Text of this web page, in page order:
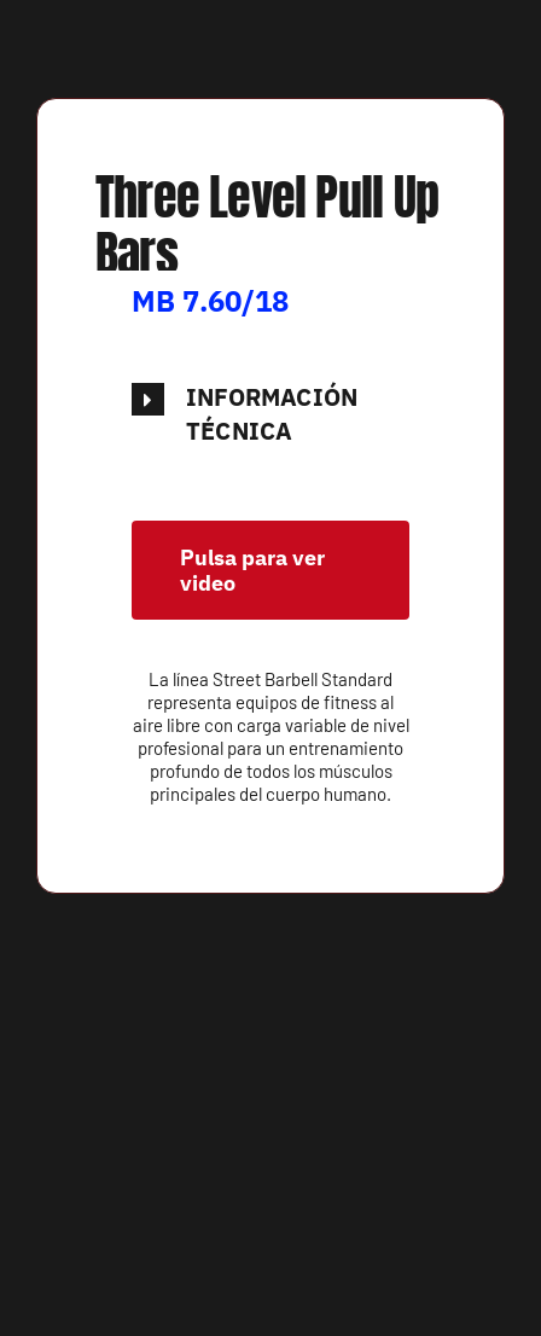
Three Level Pull Up
Bars
MB 7.60/18
INFORMACIÓN
TÉCNICA
Pulsa para ver
video
La línea Street Barbell Standard
representa equipos de fitness al
aire libre con carga variable de nivel
profesional para un entrenamiento
profundo de todos los músculos
principales del cuerpo humano.